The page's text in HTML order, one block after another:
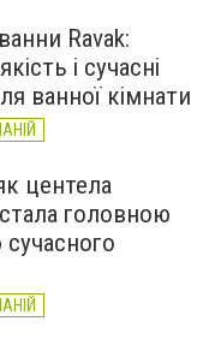
Ravak:
і сучасні
ванної кімнати
центела
стала головною